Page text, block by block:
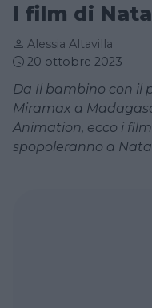
I film di
Alessia Altavilla
20 ottobre 2023
Da Il bambino con il
Miramax a
Animation, ecco i
spopoleranno a